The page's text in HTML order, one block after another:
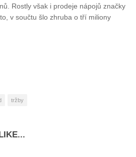
Rostly však i prodeje nápojů značky
v součtu šlo zhruba o tří miliony
tržby